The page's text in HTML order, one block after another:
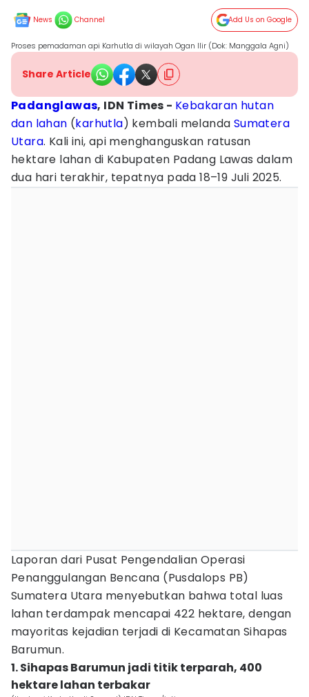
News Channel Add Us on Google
Proses pemadaman api Karhutla di wilayah Ogan Ilir (Dok: Manggala Agni)
Share Article
Padanglawas, IDN Times - Kebakaran hutan
dan lahan (karhutla) kembali melanda Sumatera
Utara. Kali ini, api menghanguskan ratusan
hektare lahan di Kabupaten Padang Lawas dalam
dua hari terakhir, tepatnya pada 18–19 Juli 2025.
Laporan dari Pusat Pengendalian Operasi
Penanggulangan Bencana (Pusdalops PB)
Sumatera Utara menyebutkan bahwa total luas
lahan terdampak mencapai 422 hektare, dengan
mayoritas kejadian terjadi di Kecamatan Sihapas
Barumun.
1. Sihapas Barumun jadi titik terparah, 400
hektare lahan terbakar